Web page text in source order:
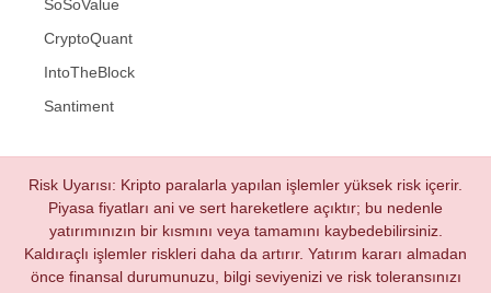
SoSoValue
CryptoQuant
IntoTheBlock
Santiment
Risk Uyarısı: Kripto paralarla yapılan işlemler yüksek risk içerir.
Piyasa fiyatları ani ve sert hareketlere açıktır; bu nedenle
yatırımınızın bir kısmını veya tamamını kaybedebilirsiniz.
Kaldıraçlı işlemler riskleri daha da artırır. Yatırım kararı almadan
önce finansal durumunuzu, bilgi seviyenizi ve risk toleransınızı